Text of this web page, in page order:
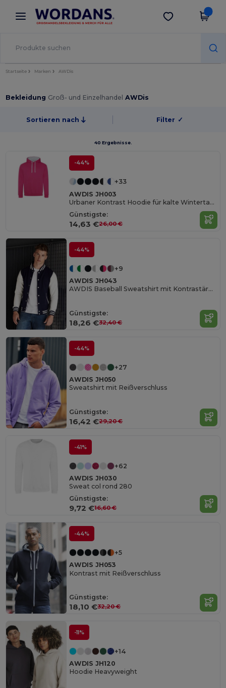
× Wordans App
Bessere Preise in der App!
App holen
Startseite Marken AWDis
Bekleidung Groß- und Einzelhandel AWDis
Sortieren nach Filter ✓
40 Ergebnisse.
-44%
+33
AWDIS JH003
Urbaner Kontrast Hoodie für kalte Wintertage
Günstigste:
14,63 €26,00 €
-44%
+9
AWDIS JH043
AWDIS Baseball Sweatshirt mit Kontrastärmeln
Günstigste:
18,26 €32,40 €
-44%
+27
AWDIS JH050
Sweatshirt mit Reißverschluss
Günstigste:
16,42 €29,20 €
-41%
+62
AWDIS JH030
Sweat col rond 280
Günstigste:
9,72 €16,60 €
-44%
+5
AWDIS JH053
Kontrast mit Reißverschluss
Günstigste:
18,10 €32,20 €
-11%
+14
AWDIS JH120
Hoodie Heavyweight